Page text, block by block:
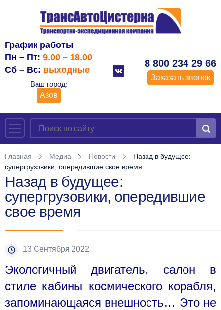
График работы
Пн – Пт: 9.00 – 18.00
Сб – Вс: выходные
Ваш город:
Азов
8 800 234 29 66
Заказать звонок
Главная Медиа Новости
Назад в будущее:
супергрузовики, опередившие свое время
Назад в будущее:
супергрузовики, опередившие
свое время
13 Сентября 2022
Экологичный двигатель, салон в
стиле кабины космического корабля,
запоминающаяся внешность… Это не